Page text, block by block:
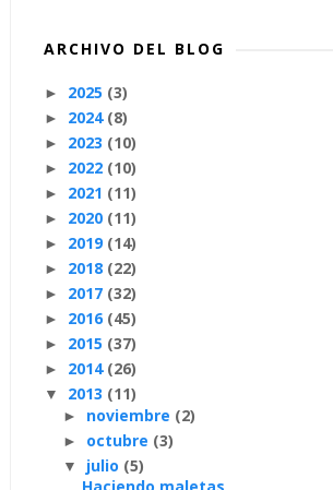
ARCHIVO DEL BLOG
► 2025 (3)
► 2024 (8)
► 2023 (10)
► 2022 (10)
► 2021 (11)
► 2020 (11)
► 2019 (14)
► 2018 (22)
► 2017 (32)
► 2016 (45)
► 2015 (37)
► 2014 (26)
▼ 2013 (11)
► noviembre (2)
► octubre (3)
▼ julio (5)